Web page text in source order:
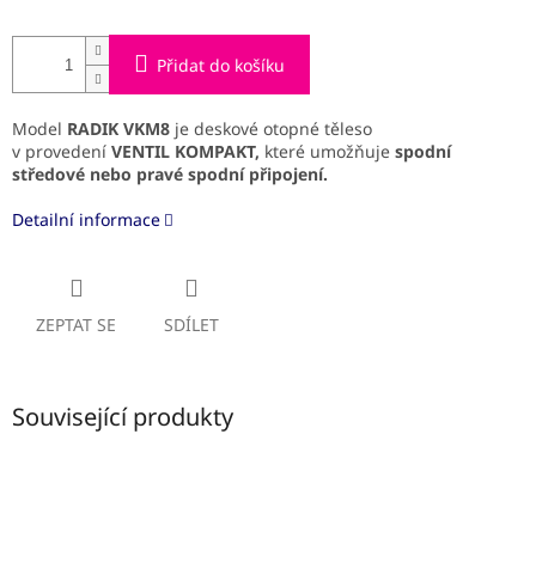
Přidat do košíku
Model RADIK VKM8 je deskové otopné těleso
v provedení VENTIL KOMPAKT, které umožňuje spodní
středové nebo pravé spodní připojení.
Detailní informace
ZEPTAT SE SDÍLET
Související produkty